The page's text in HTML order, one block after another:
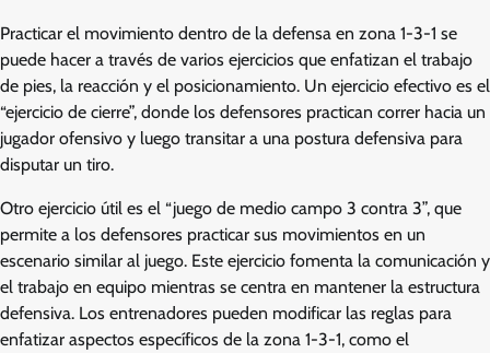
Practicar el movimiento dentro de la defensa en zona 1-3-1 se
puede hacer a través de varios ejercicios que enfatizan el trabajo
de pies, la reacción y el posicionamiento. Un ejercicio efectivo es el
“ejercicio de cierre”, donde los defensores practican correr hacia un
jugador ofensivo y luego transitar a una postura defensiva para
disputar un tiro.
Otro ejercicio útil es el “juego de medio campo 3 contra 3”, que
permite a los defensores practicar sus movimientos en un
escenario similar al juego. Este ejercicio fomenta la comunicación y
el trabajo en equipo mientras se centra en mantener la estructura
defensiva. Los entrenadores pueden modificar las reglas para
enfatizar aspectos específicos de la zona 1-3-1, como el